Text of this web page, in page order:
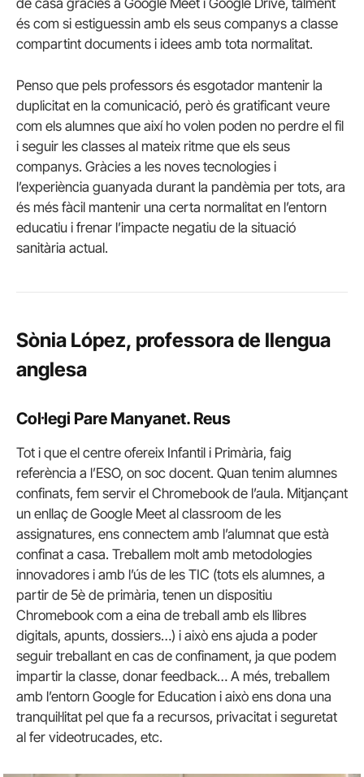
és com si estiguessin amb els seus companys a classe
compartint documents i idees amb tota normalitat.
Penso que pels professors és esgotador mantenir la
duplicitat en la comunicació, però és gratificant veure
com els alumnes que així ho volen poden no perdre el fil
i seguir les classes al mateix ritme que els seus
companys. Gràcies a les noves tecnologies i
l’experiència guanyada durant la pandèmia per tots, ara
és més fàcil mantenir una certa normalitat en l’entorn
educatiu i frenar l’impacte negatiu de la situació
sanitària actual.
Sònia López, professora de llengua
anglesa
Col·legi Pare Manyanet. Reus
Tot i que el centre ofereix Infantil i Primària, faig
referència a l’ESO, on soc docent. Quan tenim alumnes
confinats, fem servir el Chromebook de l’aula. Mitjançant
un enllaç de Google Meet al classroom de les
assignatures, ens connectem amb l’alumnat que està
confinat a casa. Treballem molt amb metodologies
innovadores i amb l’ús de les TIC (tots els alumnes, a
partir de 5è de primària, tenen un dispositiu
Chromebook com a eina de treball amb els llibres
digitals, apunts, dossiers…) i això ens ajuda a poder
seguir treballant en cas de confinament, ja que podem
impartir la classe, donar feedback… A més, treballem
amb l’entorn Google for Education i això ens dona una
tranquil·litat pel que fa a recursos, privacitat i seguretat
al fer videotrucades, etc.